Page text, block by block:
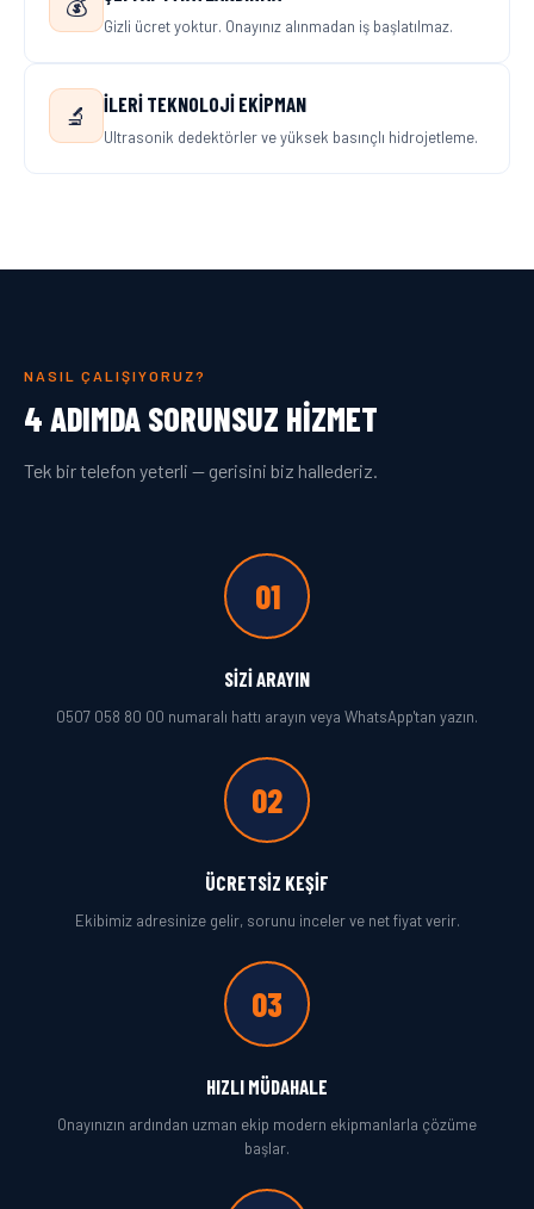
Gizli ücret yoktur. Onayınız alınmadan iş başlatılmaz.
🔬 İLERI TEKNOLOJI EKIPMAN
Ultrasonik dedektörler ve yüksek basınçlı hidrojetleme.
NASIL ÇALIŞIYORUZ?
4 ADIMDA SORUNSUZ HIZMET
Tek bir telefon yeterli — gerisini biz hallederiz.
01
SIZI ARAYIN
0507 058 80 00 numaralı hattı arayın veya WhatsApp'tan yazın.
02
ÜCRETSIZ KEŞIF
Ekibimiz adresinize gelir, sorunu inceler ve net fiyat verir.
03
HIZLI MÜDAHALE
Onayınızın ardından uzman ekip modern ekipmanlarla çözüme
başlar.